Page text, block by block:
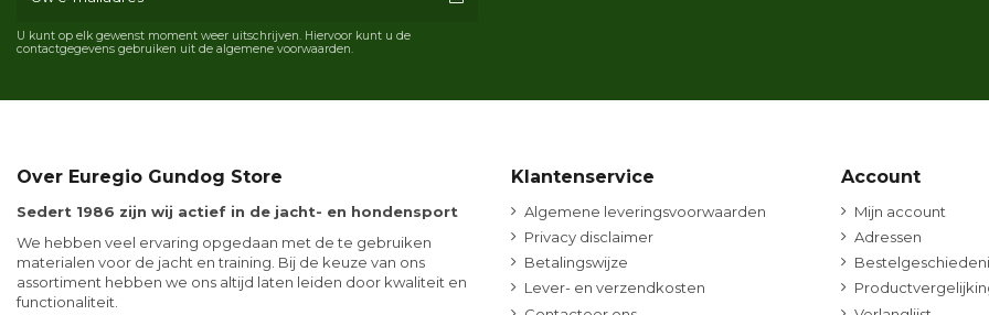
U kunt op elk gewenst moment weer uitschrijven. Hiervoor kunt u de
contactgegevens gebruiken uit de algemene voorwaarden.
Over Euregio Gundog Store
Sedert 1986 zijn wij actief in de jacht- en hondensport
We hebben veel ervaring opgedaan met de te gebruiken
materialen voor de jacht en training. Bij de keuze van ons
assortiment hebben we ons altijd laten leiden door kwaliteit en
functionaliteit.
Klantenservice
Algemene leveringsvoorwaarden
Privacy disclaimer
Betalingswijze
Lever- en verzendkosten
Account
Mijn account
Adressen